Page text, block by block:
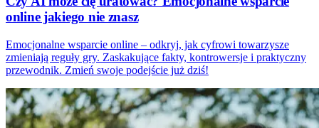
online jakiego nie znasz
Emocjonalne wsparcie online – odkryj, jak cyfrowi towarzysze
zmieniają reguły gry. Zaskakujące fakty, kontrowersje i praktyczny
przewodnik. Zmień swoje podejście już dziś!